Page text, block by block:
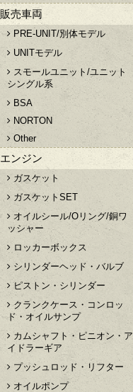
販売車両
PRE-UNIT/別体モデル
UNITモデル
スモールユニット/ユニット
シングル系
BSA
NORTON
Other
エンジン
ガスケット
ガスケットSET
オイルシール/Oリング/銅ワ
ッシャー
ロッカーボックス
シリンダーヘッド・バルブ
ピストン・シリンダー
クランクケース・コンロッ
ド・オイルサンプ
カムシャフト・ピニオン・ア
イドラーギア
プッシュロッド・リフター
オイルポンプ